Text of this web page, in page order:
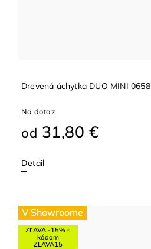
Drevená úchytka DUO MINI 0658
Na dotaz
od 31,80 €
Detail
V Showroome
ZĽAVA -15% s
kódom
ZLAVA15